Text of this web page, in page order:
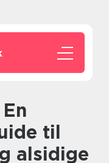
til
alsidige